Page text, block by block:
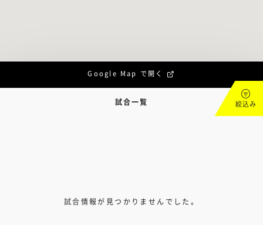
Google Map で開く
試合一覧 絞込み
試合情報が見つかりませんでした。